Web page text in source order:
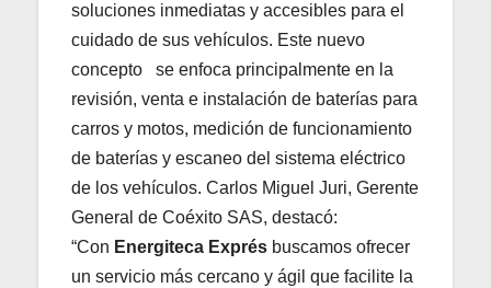
soluciones inmediatas y accesibles para el
cuidado de sus vehículos. Este nuevo
concepto se enfoca principalmente en la
revisión, venta e instalación de baterías para
carros y motos, medición de funcionamiento
de baterías y escaneo del sistema eléctrico
de los vehículos. Carlos Miguel Juri, Gerente
General de Coéxito SAS, destacó:
“Con Energiteca Exprés buscamos ofrecer
un servicio más cercano y ágil que facilite la